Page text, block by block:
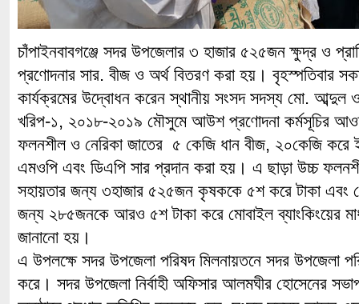
চাঁপাইনবাবগঞ্জে সদর উপজেলার ৩ হাজার ৫২৫জন ক্ষুদ্র ও
প্রণোদনার সার. বীজ ও অর্থ বিতরণ করা হয়। বৃহস্পতিবার
কার্যক্রমের উদ্বোধন করেন স্থানীয় সংসদ সদস্য মো. আব্দুল
খরিপ-১, ২০১৮-২০১৯ মৌসুমে আউশ প্রণোদনা কর্মসূচির
ফলনশীল ও নেরিকা জাতের ৫ কেজি ধান বীজ, ২০কেজি করে
এমওপি এবং ডিএপি সার প্রদান করা হয়। এ ছাড়া উচ্চ
সহায়তার জন্য ৩হাজার ৫২৫জন কৃষককে ৫শ করে টাকা এবং
জন্য ২৮৫জনকে আরও ৫শ টাকা করে মোবাইল ব্যাংকিংয়ের
জানানো হয়।
এ উপলক্ষে সদর উপজেলা পরিষদ মিলনায়তনে সদর উপজেলা
করে। সদর উপজেলা নির্বাহী অফিসার আলমঘীর হোসেনের